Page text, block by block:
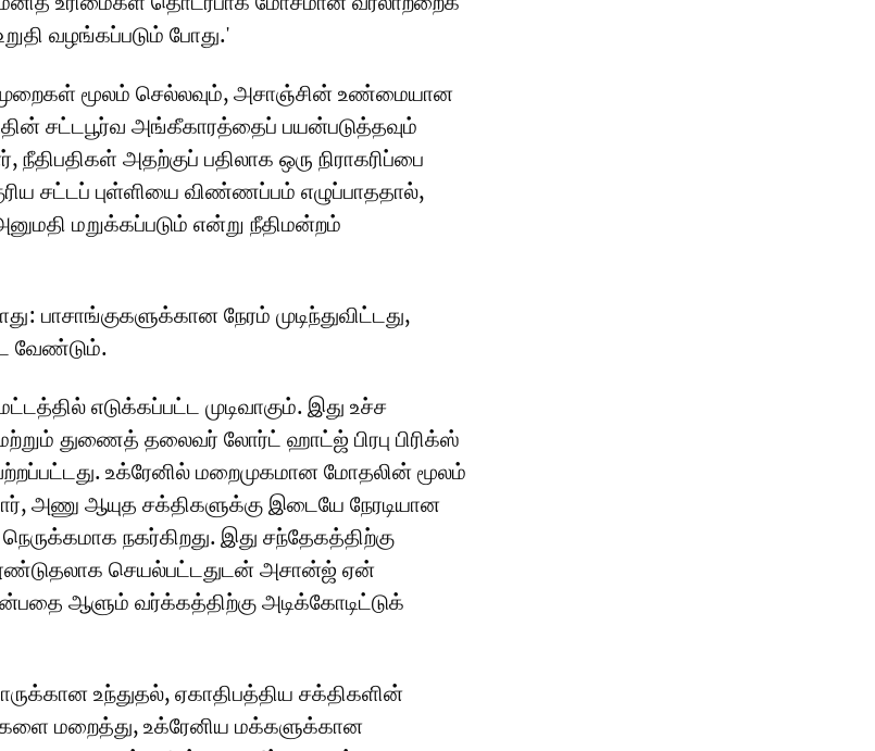
வழங்கப்படும் போது.'
மூலம் செல்லவும், அசாஞ்சின் உண்மையான
சட்டபூர்வ அங்கீகாரத்தைப் பயன்படுத்தவும்
அதற்குப் பதிலாக ஒரு நிராகரிப்பை
சட்டப் புள்ளியை விண்ணப்பம் எழுப்பாததால்,
மறுக்கப்படும் என்று நீதிமன்றம்
நேரம் முடிந்துவிட்டது,
வேண்டும்.
எடுக்கப்பட்ட முடிவாகும். இது உச்ச
துணைத் தலைவர் லோர்ட் ஹாட்ஜ் பிரபு பிரிக்ஸ்
உக்ரேனில் மறைமுகமான மோதலின் மூலம்
அணு ஆயுத சக்திகளுக்கு இடையே நேரடியான
நகர்கிறது. இது சந்தேகத்திற்கு
செயல்பட்டதுடன் அசான்ஜ் ஏன்
ஆளும் வர்க்கத்திற்கு அடிக்கோடிட்டுக்
உந்துதல், ஏகாதிபத்திய சக்திகளின்
மறைத்து, உக்ரேனிய மக்களுக்கான